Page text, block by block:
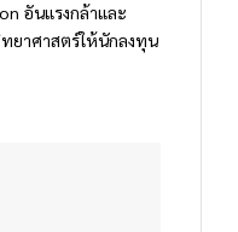
อันแรงกล้าและ
ทยาศาสตร์ให้นักลงทุน